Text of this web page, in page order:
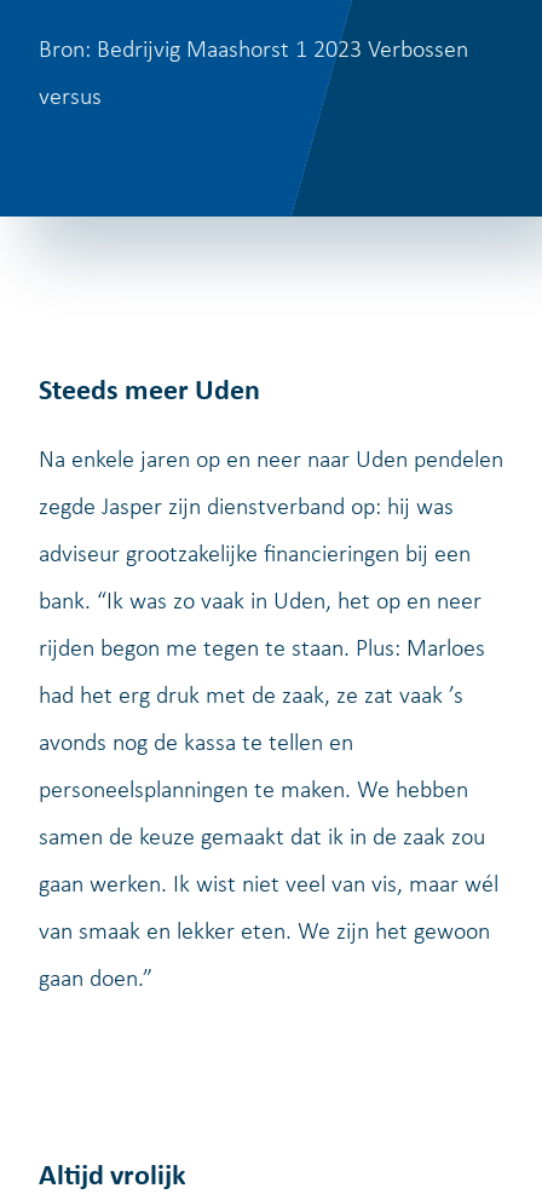
Bron: Bedrijvig Maashorst 1 2023 Verbossen
versus
Steeds meer Uden
Na enkele jaren op en neer naar Uden pendelen
zegde Jasper zijn dienstverband op: hij was
adviseur grootzakelijke financieringen bij een
bank. “Ik was zo vaak in Uden, het op en neer
rijden begon me tegen te staan. Plus: Marloes
had het erg druk met de zaak, ze zat vaak ’s
avonds nog de kassa te tellen en
personeelsplanningen te maken. We hebben
samen de keuze gemaakt dat ik in de zaak zou
gaan werken. Ik wist niet veel van vis, maar wél
van smaak en lekker eten. We zijn het gewoon
gaan doen.”
Altijd vrolijk